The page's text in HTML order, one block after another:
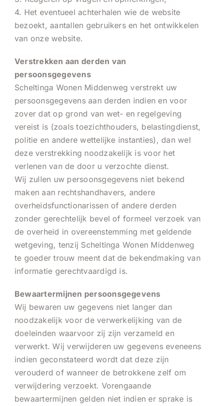
4. Het eventueel achterhalen wie de website
bezoekt, aantallen gebruikers en het ontwikkelen
van onze website.
Verstrekken aan derden van
persoonsgegevens
Scheltinga Wonen Middenweg verstrekt uw
persoonsgegevens aan derden indien en voor
zover dat op grond van wet- en regelgeving
vereist is (zoals toezichthouders, belastingdienst,
politie en andere wettelijke instanties), dan wel
deze verstrekking noodzakelijk is voor het
verlenen van de door u verzochte dienst.
Wij zullen uw persoonsgegevens niet bekend
maken aan rechtshandhavers, andere
overheidsfunctionarissen of andere derden
zonder gerechtelijk bevel of formeel verzoek van
de overheid in overeenstemming met geldende
wetgeving, tenzij Scheltinga Wonen Middenweg
te goeder trouw meent dat de bekendmaking van
informatie gerechtvaardigd is.
Bewaartermijnen persoonsgegevens
Wij bewaren uw gegevens niet langer dan
noodzakelijk voor de verwerkelijking van de
doeleinden waarvoor zij zijn verzameld en
verwerkt. Wij verwijderen uw gegevens eveneens
indien geconstateerd wordt dat deze zijn
verouderd of wanneer de betrokkene zelf om
verwijdering verzoekt. Vorengaande
bewaartermijnen gelden niet indien er sprake is